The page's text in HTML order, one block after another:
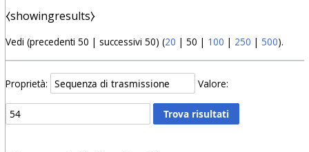
⧼showingresults⧽
Vedi (precedenti 50 | successivi 50) (20 | 50 | 100 | 250 | 500).
Proprietà: Valore: